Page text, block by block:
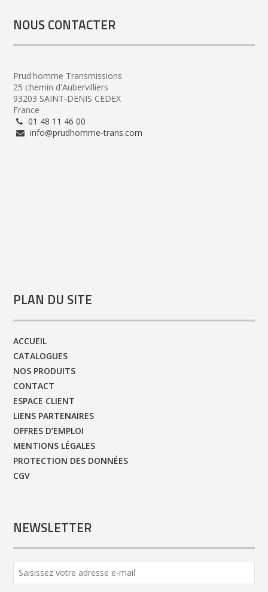
NOUS CONTACTER
Prud'homme Transmissions
25 chemin d'Aubervilliers
93203 SAINT-DENIS CEDEX
France
01 48 11 46 00
info@prudhomme-trans.com
PLAN DU SITE
ACCUEIL
CATALOGUES
NOS PRODUITS
CONTACT
ESPACE CLIENT
LIENS PARTENAIRES
OFFRES D’EMPLOI
MENTIONS LÉGALES
PROTECTION DES DONNÉES
CGV
NEWSLETTER